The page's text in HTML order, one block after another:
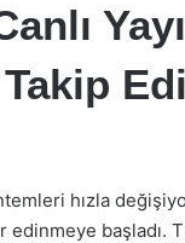
hızla
başladı.